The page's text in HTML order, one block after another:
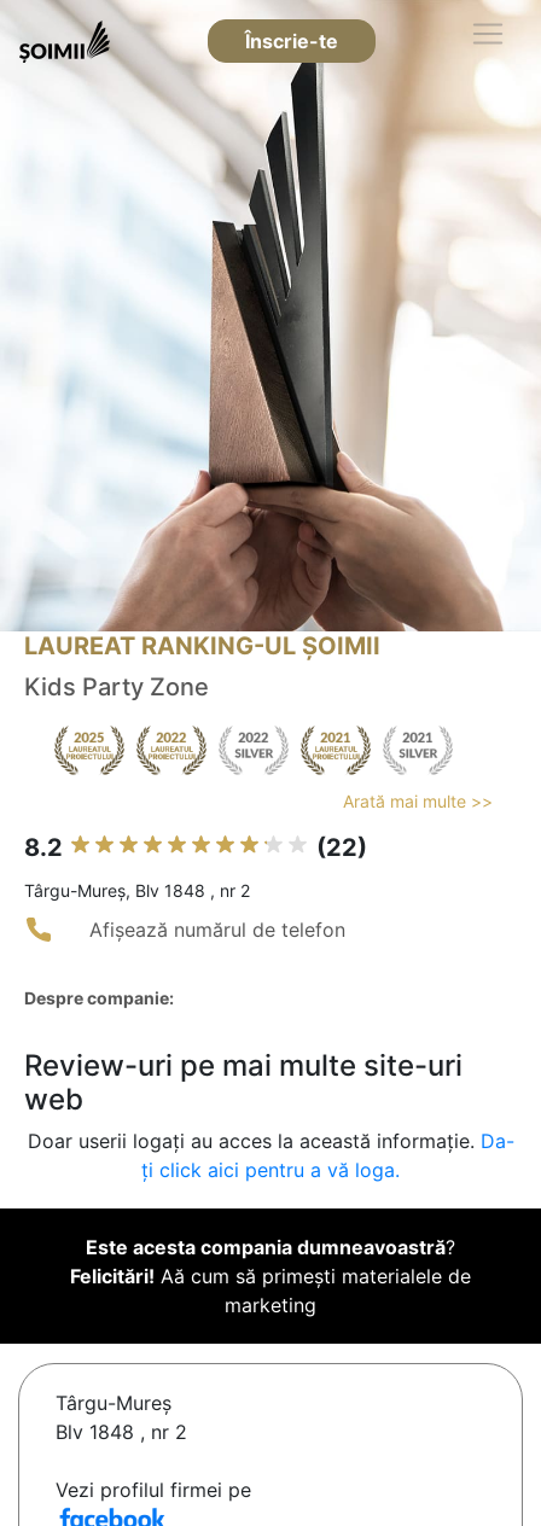
Înscrie-te
LAUREAT RANKING-UL ȘOIMII
Kids Party Zone
Arată mai multe >>
8.2 (22)
Târgu-Mureş, Blv 1848 , nr 2
Afișează numărul de telefon
Despre companie:
Review-uri pe mai multe site-uri
web
Doar userii logați au acces la această informație. Da-
ți click aici pentru a vă loga.
Este acesta compania dumneavoastră?
Felicitări! Aă cum să primești materialele de
marketing
Târgu-Mureş
Blv 1848 , nr 2
Vezi profilul firmei pe